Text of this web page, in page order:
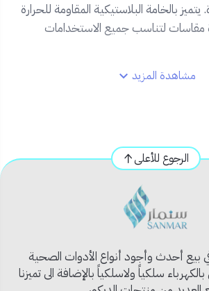
يتميز بالخامة البلاستيكية المقاومة للحرارة
مقاسات لتناسب جميع الاستخدامات
(مثالي للتوصيل الزاوي)
قوي مقاوم للحرارة
ومتانة عالية
تناسب مختلف المقاسات
مشاهدة المزيد
الرجوع للأعلى
أحدث وأجود أنواع الأدوات الصحية
سلكياً ولاسلكياً بالإضافة الى تميزنا